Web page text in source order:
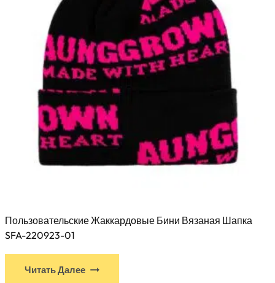
Пользовательские Жаккардовые Бини Вязаная Шапка
SFA-220923-01
Читать Далее